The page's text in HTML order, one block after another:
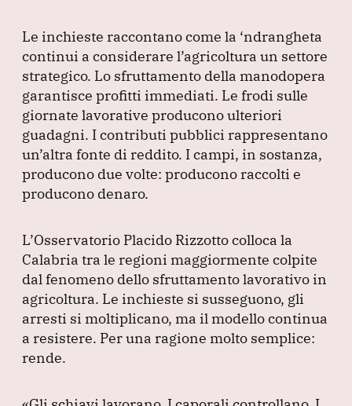
Le inchieste raccontano come la ‘ndrangheta
continui a considerare l’agricoltura un settore
strategico. Lo sfruttamento della manodopera
garantisce profitti immediati. Le frodi sulle
giornate lavorative producono ulteriori
guadagni. I contributi pubblici rappresentano
un’altra fonte di reddito. I campi, in sostanza,
producono due volte: producono raccolti e
producono denaro.
L’Osservatorio Placido Rizzotto colloca la
Calabria tra le regioni maggiormente colpite
dal fenomeno dello sfruttamento lavorativo in
agricoltura. Le inchieste si susseguono, gli
arresti si moltiplicano, ma il modello continua
a resistere. Per una ragione molto semplice:
rende.